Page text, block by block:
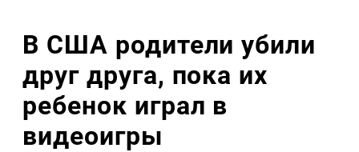
В США родители убили
друг друга, пока их
ребенок играл в
видеоигры